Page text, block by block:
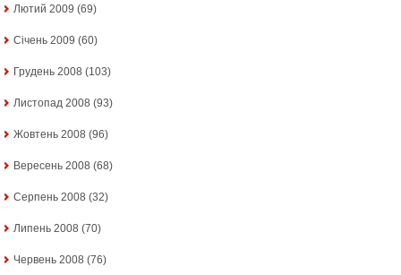
Лютий 2009 (69)
Січень 2009 (60)
Грудень 2008 (103)
Листопад 2008 (93)
Жовтень 2008 (96)
Вересень 2008 (68)
Серпень 2008 (32)
Липень 2008 (70)
Червень 2008 (76)